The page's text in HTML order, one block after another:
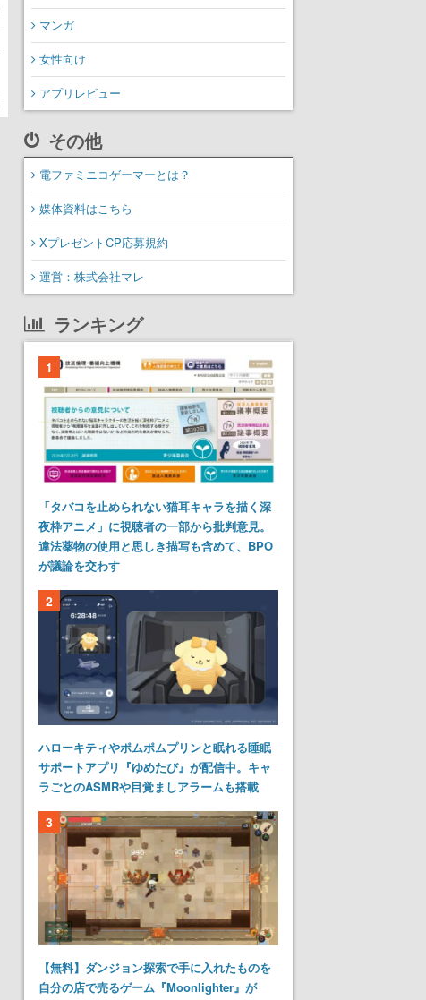
マンガ
女性向け
アプリレビュー
その他
電ファミニコゲーマーとは？
媒体資料はこちら
XプレゼントCP応募規約
運営：株式会社マレ
ランキング
1
「タバコを止められない猫耳キャラを描く深
夜枠アニメ」に視聴者の一部から批判意見。
違法薬物の使用と思しき描写も含めて、BPO
が議論を交わす
2
ハローキティやポムポムプリンと眠れる睡眠
サポートアプリ『ゆめたび』が配信中。キャ
ラごとのASMRや目覚ましアラームも搭載
3
【無料】ダンジョン探索で手に入れたものを
自分の店で売るゲーム『Moonlighter』が